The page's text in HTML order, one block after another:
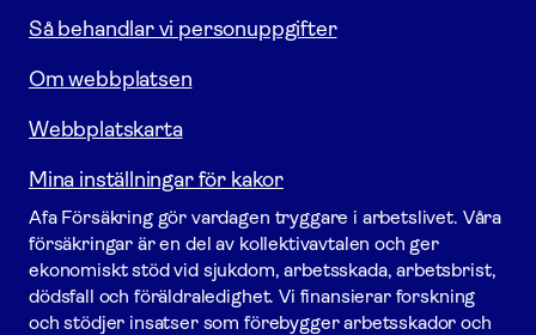
Så behandlar vi personuppgifter
Om webbplatsen
Webbplatskarta
Mina inställningar för kakor
Afa För­säkring gör vardagen tryggare i arbetslivet. Våra
försäk­ringar är en del av kollektivavtalen och ger
ekonomiskt stöd vid sjukdom, arbetsskada, arbetsbrist,
dödsfall och föräldraledighet. Vi finansierar forskning
och stödjer insatser som förebygger arbets­skador och